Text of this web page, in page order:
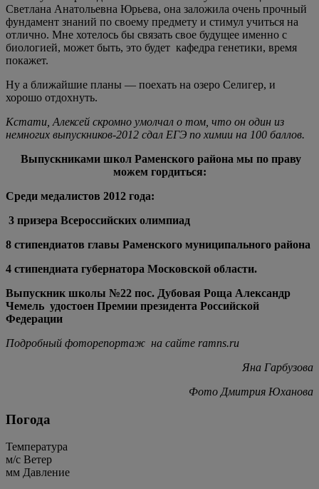
Светлана Анатольевна Юрьева, она заложила очень прочный
фундамент знаний по своему предмету и стимул учиться на
отлично. Мне хотелось бы связать свое будущее именно с
биологией, может быть, это будет кафедра генетики, время
покажет.
Ну а ближайшие планы — поехать на озеро Селигер, и
хорошо отдохнуть.
Кстати, Алексей скромно умолчал о том, что он один из
немногих выпускников-2012 сдал ЕГЭ по химии на 100 баллов.
Выпускниками школ Раменского района мы по праву
можем гордиться:
Среди медалистов 2012 года:
3 призера Всероссийских олимпиад
8 стипендиатов главы Раменского муниципального района
4 стипендиата губернатора Московской области.
Выпускник школы №22 пос. Дубовая Роща Александр
Чемель удостоен Премии президента Российской
Федерации
Подробный фоторепортаж на сайте ramns.ru
Яна Гарбузова
Фото Дмитрия Юханова
Погода
Температура
м/c Ветер
мм Давление